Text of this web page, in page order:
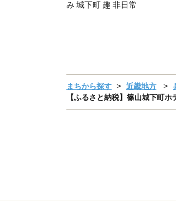
み 城下町 趣 非日常
まちから探す 近畿地方
【ふるさと納税】篠山城下町